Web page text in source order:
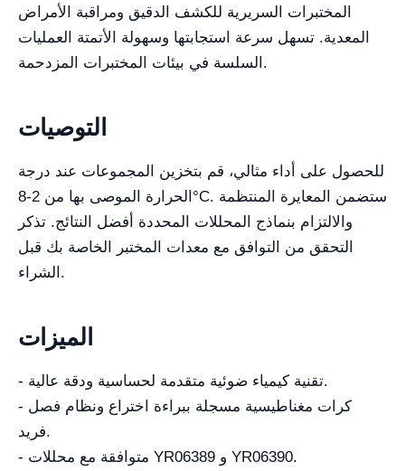
المختبرات السريرية للكشف الدقيق ومراقبة الأمراض
المعدية. تسهل سرعة استجابتها وسهولة الأتمتة العمليات
السلسة في بيئات المختبرات المزدحمة.
التوصيات
للحصول على أداء مثالي، قم بتخزين المجموعات عند درجة
الحرارة الموصى بها من 2-8°C. ستضمن المعايرة المنتظمة
والالتزام بنماذج المحللات المحددة أفضل النتائج. تذكر
التحقق من التوافق مع معدات المختبر الخاصة بك قبل
الشراء.
الميزات
- تقنية كيمياء ضوئية متقدمة لحساسية ودقة عالية.
- كرات مغناطيسية مسجلة ببراءة اختراع ونظام فصل
فريد.
- متوافقة مع محللات YR06389 و YR06390.